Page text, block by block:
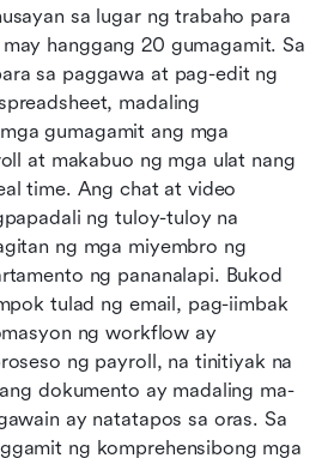
sa lugar ng trabaho para
hanggang 20 gumagamit. Sa
sa paggawa at pag-edit ng
madaling
gumagamit ang mga
at makabuo ng mga ulat nang
time. Ang chat at video
ng tuloy-tuloy na
ng mga miyembro ng
ng pananalapi. Bukod
tulad ng email, pag-iimbak
ng workflow ay
ng payroll, na tinitiyak na
dokumento ay madaling ma-
ay natatapos sa oras. Sa
ng komprehensibong mga